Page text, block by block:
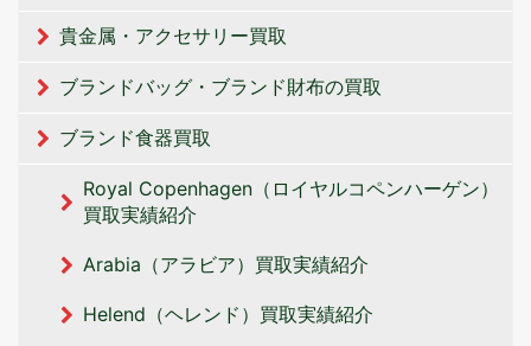
貴金属・アクセサリー買取
ブランドバッグ・ブランド財布の買取
ブランド食器買取
Royal Copenhagen（ロイヤルコペンハーゲン）
買取実績紹介
Arabia（アラビア）買取実績紹介
Helend（ヘレンド）買取実績紹介